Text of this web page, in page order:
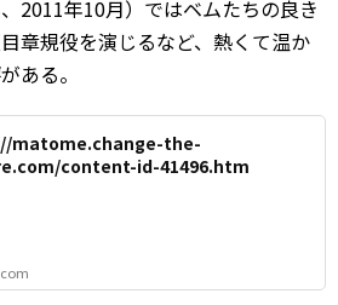
2011年10月）ではベムたちの良き
章規役を演じるなど、熱くて温か
ある。
matome.change-the-
content-id-41496.htm